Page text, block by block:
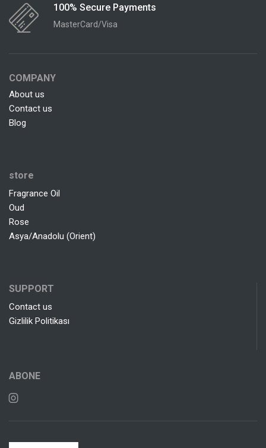
100% Secure Payments
MasterCard/Visa
COMPANY
About us
Contact us
Blog
store
Fragrance Oil
Oud
Rose
Asya/Anadolu (Orient)
SUPPORT
Contact us
Gizlilik Politikası
ABONE